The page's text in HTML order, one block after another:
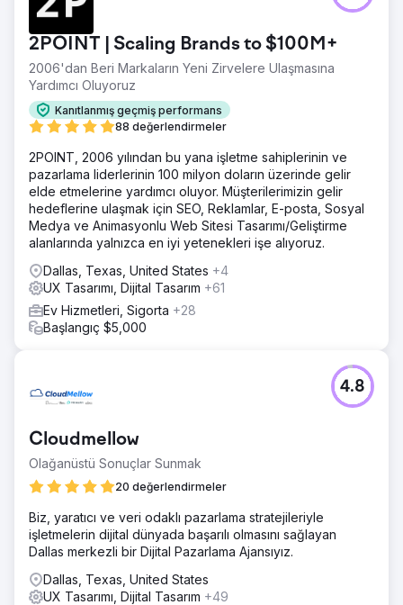
2POINT | Scaling Brands to $100M+
2006'dan Beri Markaların Yeni Zirvelere Ulaşmasına
Yardımcı Oluyoruz
Kanıtlanmış geçmiş performans
88 değerlendirmeler
2POINT, 2006 yılından bu yana işletme sahiplerinin ve
pazarlama liderlerinin 100 milyon doların üzerinde gelir
elde etmelerine yardımcı oluyor. Müşterilerimizin gelir
hedeflerine ulaşmak için SEO, Reklamlar, E-posta, Sosyal
Medya ve Animasyonlu Web Sitesi Tasarımı/Geliştirme
alanlarında yalnızca en iyi yetenekleri işe alıyoruz.
Dallas, Texas, United States +4
UX Tasarımı, Dijital Tasarım +61
Ev Hizmetleri, Sigorta +28
Başlangıç $5,000
Cloudmellow
Olağanüstü Sonuçlar Sunmak
20 değerlendirmeler
4.8
Biz, yaratıcı ve veri odaklı pazarlama stratejileriyle
işletmelerin dijital dünyada başarılı olmasını sağlayan
Dallas merkezli bir Dijital Pazarlama Ajansıyız.
Dallas, Texas, United States
UX Tasarımı, Dijital Tasarım +49